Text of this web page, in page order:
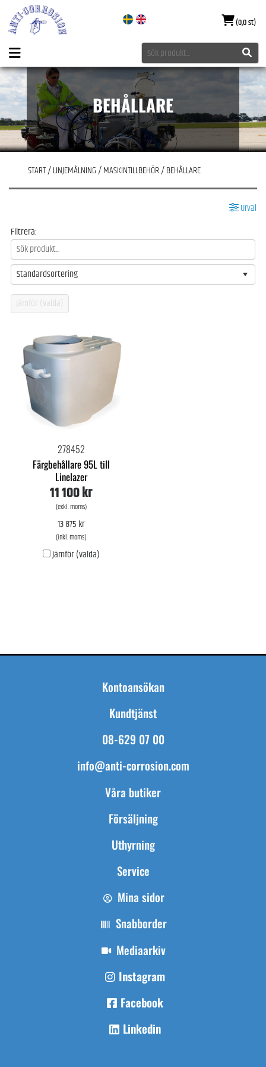
(0,0 st)
BEHÅLLARE
START/LINJEMÅLNING/MASKINTILLBEHÖR/BEHÅLLARE
Urval
Filtrera:
Standardsortering
278452
Färgbehållare 95L till
Linelazer
11 100 kr
(exkl. moms)
13 875 kr
(inkl. moms)
Jämför (valda)
Kontoansökan
Kundtjänst
08-629 07 00
info@anti-corrosion.com
Våra butiker
Försäljning
Uthyrning
Service
Mina sidor
Snabborder
Mediaarkiv
Instagram
Facebook
Linkedin